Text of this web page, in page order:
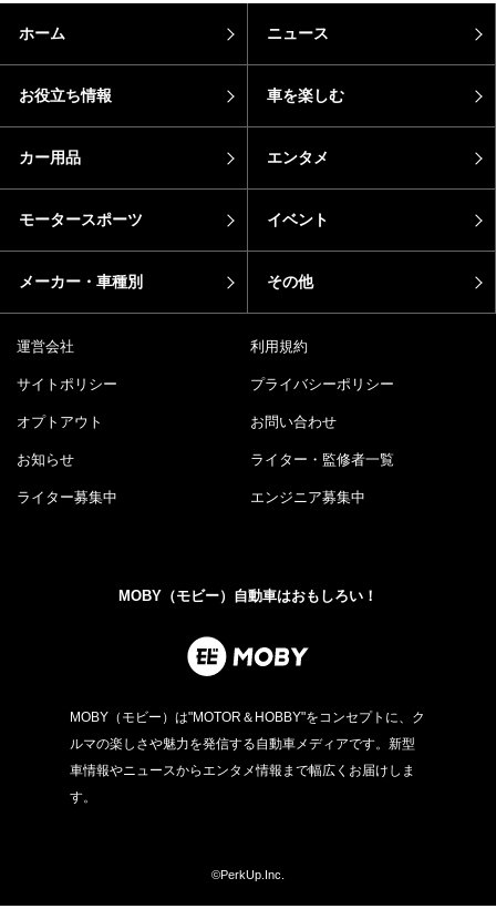
ホーム ニュース
お役立ち情報 車を楽しむ
カー用品 エンタメ
モータースポーツ イベント
メーカー・車種別 その他
運営会社 利用規約
サイトポリシー プライバシーポリシー
オプトアウト お問い合わせ
お知らせ ライター・監修者一覧
ライター募集中 エンジニア募集中
MOBY（モビー）自動車はおもしろい！
MOBY（モビー）は"MOTOR＆HOBBY"をコンセプトに、ク
ルマの楽しさや魅力を発信する自動車メディアです。新型
車情報やニュースからエンタメ情報まで幅広くお届けしま
す。
©PerkUp.Inc.